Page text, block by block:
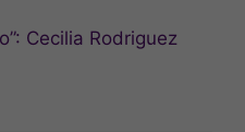
Cecilia Rodriguez